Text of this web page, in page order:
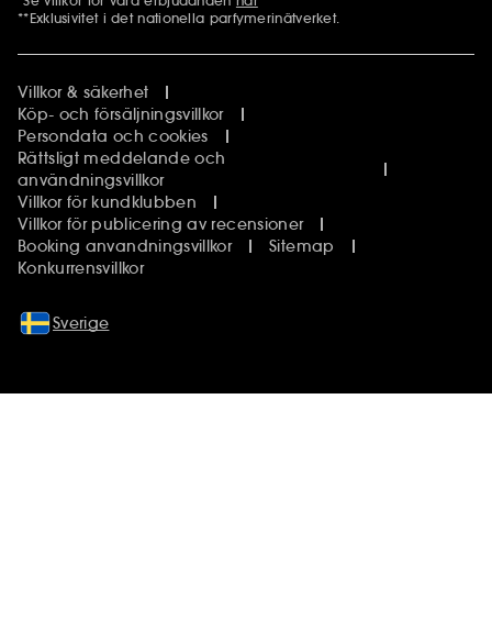
**Exklusivitet i det nationella parfymerinätverket.
Villkor & säkerhet
Köp- och försäljningsvillkor
Persondata och cookies
Rättsligt meddelande och
användningsvillkor
Villkor för kundklubben
Villkor för publicering av recensioner
Booking anvandningsvillkor
Sitemap
Konkurrensvillkor
Sverige